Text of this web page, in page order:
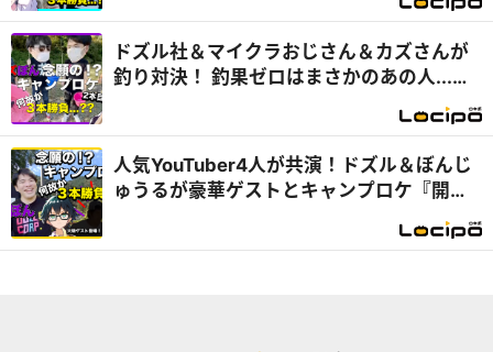
ドズル社＆マイクラおじさん＆カズさんが
釣り対決！ 釣果ゼロはまさかのあの人...
人気YouTuber4人が共演！ドズル＆ぼんじ
ゅうるが豪華ゲストとキャンプロケ『開